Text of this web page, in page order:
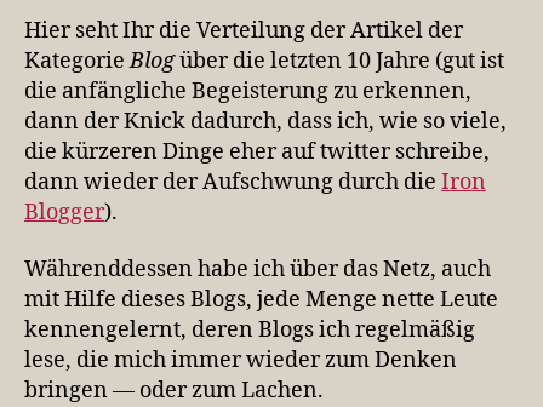
Hier seht Ihr die Verteilung der Artikel der
KategorieBlogüber die letzten 10 Jahre (gut ist
die anfängliche Begeisterung zu erkennen,
dann der Knick dadurch, dass ich, wie so viele,
die kürzeren Dinge eher auf twitter schreibe,
dann wieder der Aufschwung durch die Iron
Blogger).
Währenddessen habe ich über das Netz, auch
mit Hilfe dieses Blogs, jede Menge nette Leute
kennengelernt, deren Blogs ich regelmäßig
lese, die mich immer wieder zum Denken
bringen — oder zum Lachen.